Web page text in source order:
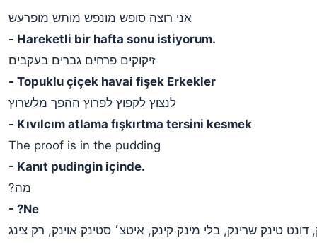
אני רוצה סופש מונפש מותש מופרעש
- Hareketli bir hafta sonu istiyorum.
זיקוקים פרחים גברים בעקבים
- Topuklu çiçek havai fişek Erkekler
לנצוץ לקפוץ לפרוץ ההפך מלשרוץ
- Kıvılcım atlama fışkırtma tersini kesmek
The proof is in the pudding
- Kanıt pudingin içinde.
?מה
- ?Ne
דונט טינק שרינק, בלי מינק קינק, איטצ׳ סטינק אוינק, רק צינג